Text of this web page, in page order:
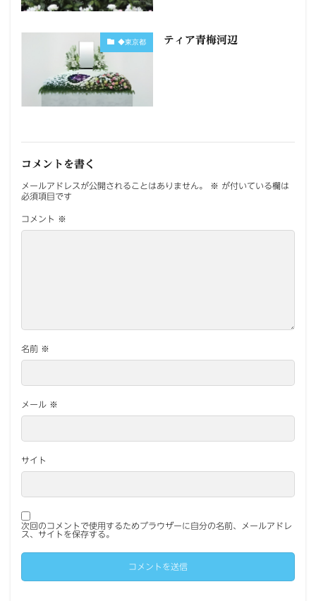
◆東京都 ティア青梅河辺
コメントを書く
メールアドレスが公開されることはありません。 ※ が付いている欄は
必須項目です
コメント ※
名前 ※
メール ※
サイト
次回のコメントで使用するためブラウザーに自分の名前、メールアドレ
ス、サイトを保存する。